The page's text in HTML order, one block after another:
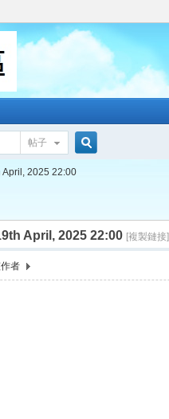
帖子
索
April, 2025 22:00
April, 2025 22:00 [複製鏈接]
者